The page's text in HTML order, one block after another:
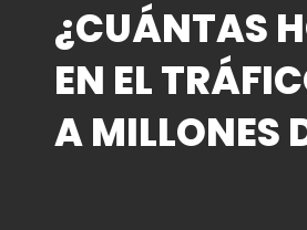
¿CUÁNTAS
EN EL
A MILLONES